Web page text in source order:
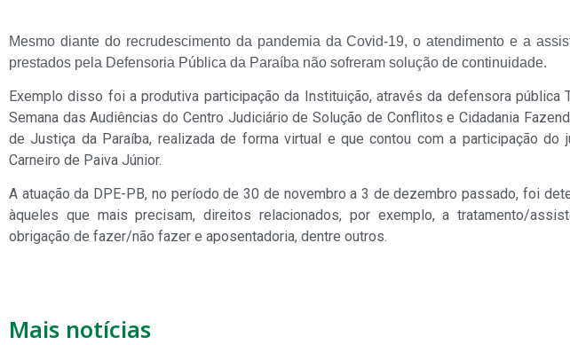
Mesmo diante do recrudescimento da pandemia da Covid-19, o atendimento e a
prestados pela Defensoria Pública da Paraíba não sofreram solução de continuidade.
Exemplo disso foi a produtiva participação da Instituição, através da defensora pública
Semana das Audiências do Centro Judiciário de Solução de Conflitos e Cidadania
de Justiça da Paraíba, realizada de forma virtual e que contou com a participação do
Carneiro de Paiva Júnior.
A atuação da DPE-PB, no período de 30 de novembro a 3 de dezembro passado, foi
àqueles que mais precisam, direitos relacionados, por exemplo, a tratamento/
obrigação de fazer/não fazer e aposentadoria, dentre outros.
Mais notícias